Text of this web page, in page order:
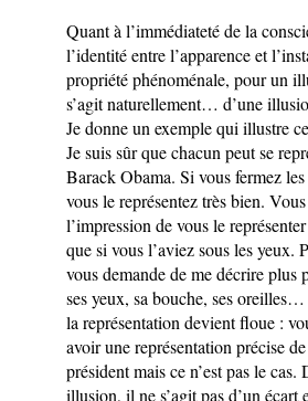
Quant à l’immédiateté de la
l’identité entre l’apparence et
propriété phénoménale, pour un
s’agit naturellement… d’une
Je donne un exemple qui illustre
Je suis sûr que chacun peut se
Barack Obama. Si vous fermez
vous le représentez très bien.
l’impression de vous le
que si vous l’aviez sous les yeux.
vous demande de me décrire plus
ses yeux, sa bouche, ses
la représentation devient floue :
avoir une représentation précise
président mais ce n’est pas le cas.
illusion, il ne s’agit pas d’un écart